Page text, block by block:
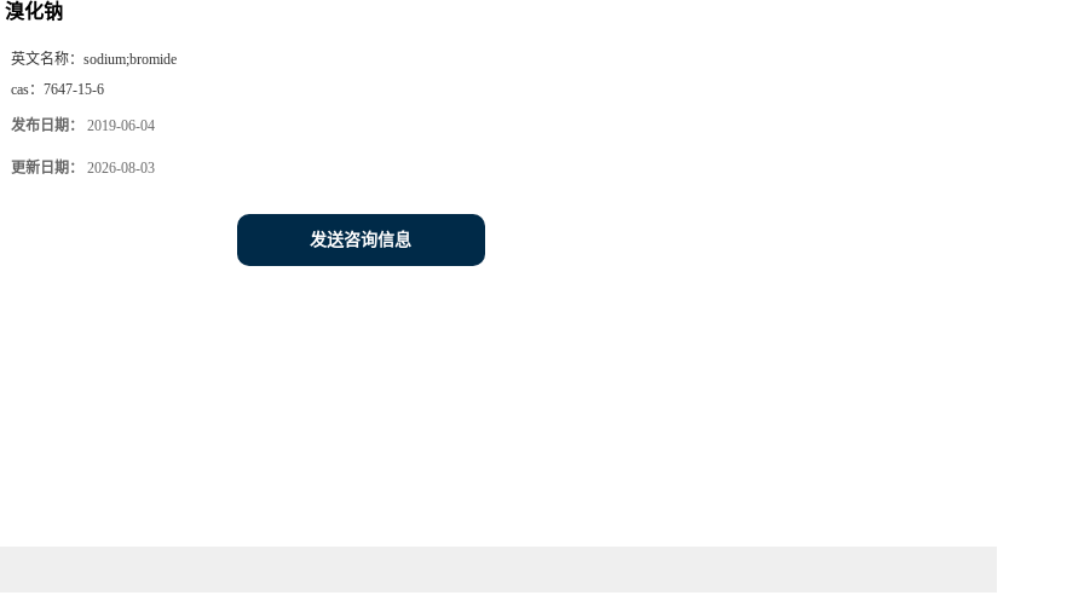
溴化钠
英文名称： sodium;bromide
cas： 7647-15-6
发布日期： 2019-06-04
更新日期： 2026-08-03
发送咨询信息